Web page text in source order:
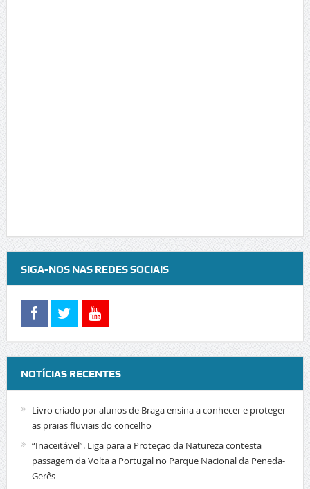
SIGA-NOS NAS REDES SOCIAIS
NOTÍCIAS RECENTES
Livro criado por alunos de Braga ensina a conhecer e proteger
as praias fluviais do concelho
“Inaceitável”. Liga para a Proteção da Natureza contesta
passagem da Volta a Portugal no Parque Nacional da Peneda-
Gerês